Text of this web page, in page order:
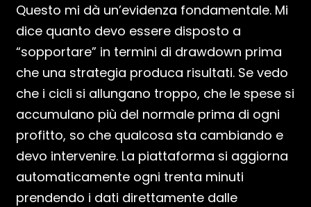
Questo mi dà un’evidenza fondamentale. Mi
dice quanto devo essere disposto a
“sopportare” in termini di drawdown prima
che una strategia produca risultati. Se vedo
che i cicli si allungano troppo, che le spese si
accumulano più del normale prima di ogni
profitto, so che qualcosa sta cambiando e
devo intervenire. La piattaforma si aggiorna
automaticamente ogni trenta minuti
prendendo i dati direttamente dalle